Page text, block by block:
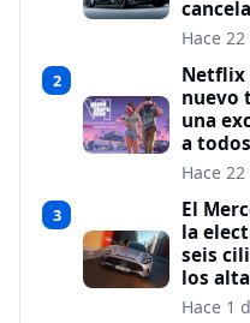
Hace
2
Netflix
nuevo
una
a todos
Hace
3
El
la
seis
los
Hace 1